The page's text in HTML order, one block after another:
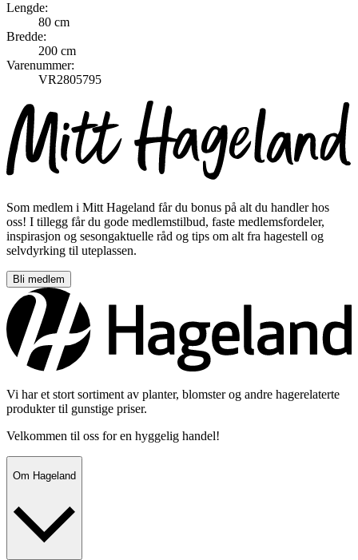
Lengde:
80 cm
Bredde:
200 cm
Varenummer:
VR2805795
Som medlem i Mitt Hageland får du bonus på alt du handler hos
oss! I tillegg får du gode medlemstilbud, faste medlemsfordeler,
inspirasjon og sesongaktuelle råd og tips om alt fra hagestell og
selvdyrking til uteplassen.
Bli medlem
Vi har et stort sortiment av planter, blomster og andre hagerelaterte
produkter til gunstige priser.
Velkommen til oss for en hyggelig handel!
Om Hageland